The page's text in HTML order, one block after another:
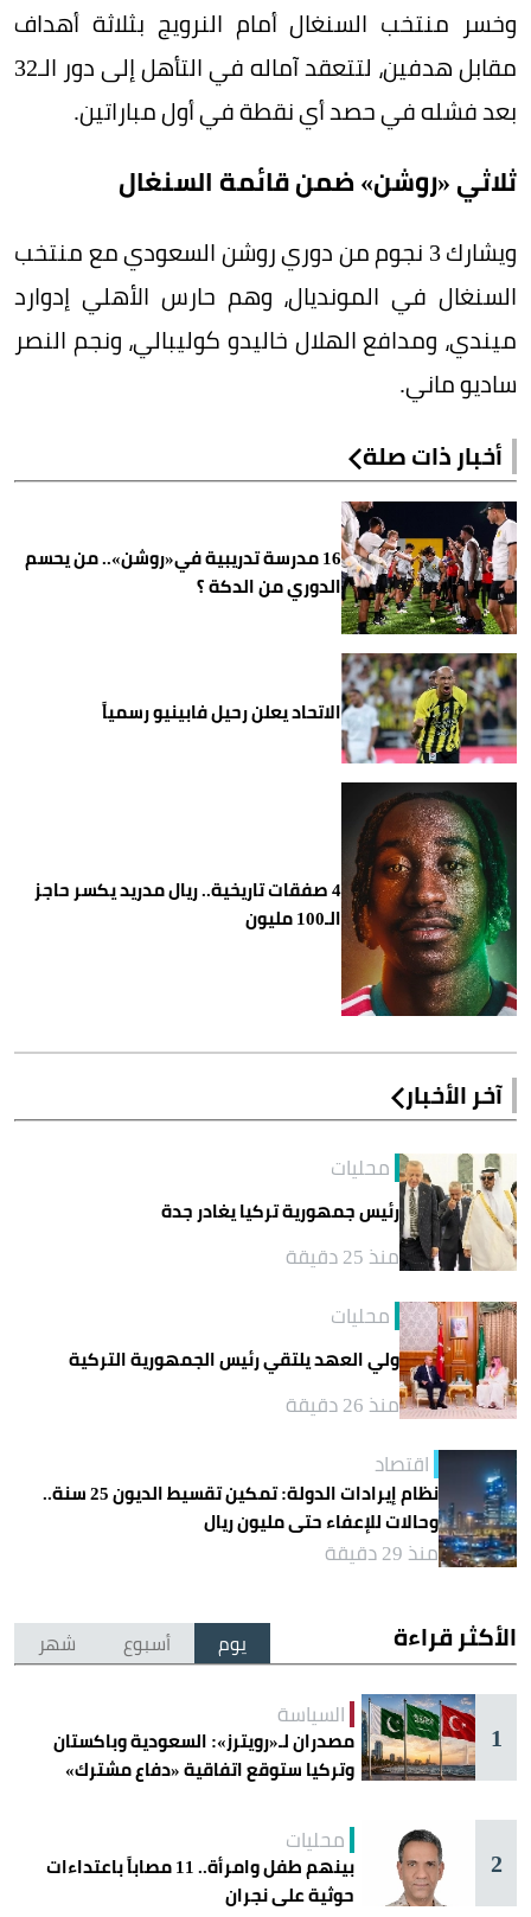
وخسر منتخب السنغال أمام النرويج بثلاثة أهداف
مقابل هدفين، لتتعقد آماله في التأهل إلى دور الـ32
بعد فشله في حصد أي نقطة في أول مباراتين.
ثلاثي «روشن» ضمن قائمة السنغال
ويشارك 3 نجوم من دوري روشن السعودي مع منتخب
السنغال في المونديال، وهم حارس الأهلي إدوارد
ميندي، ومدافع الهلال خاليدو كوليبالي، ونجم النصر
ساديو ماني.
أخبار ذات صلة
16 مدرسة تدريبية في«روشن».. من يحسم
الدوري من الدكة ؟
الاتحاد يعلن رحيل فابينيو رسمياً
4 صفقات تاريخية.. ريال مدريد يكسر حاجز
الـ100 مليون
آخر الأخبار
محليات
رئيس جمهورية تركيا يغادر جدة
منذ 25 دقيقة
محليات
ولي العهد يلتقي رئيس الجمهورية التركية
منذ 26 دقيقة
اقتصاد
نظام إيرادات الدولة: تمكين تقسيط الديون 25 سنة..
وحالات للإعفاء حتى مليون ريال
منذ 29 دقيقة
الأكثر قراءة يوم أسبوع شهر
1
السياسة
مصدران لـ«رويترز»: السعودية وباكستان
وتركيا ستوقع اتفاقية «دفاع مشترك»
2
محليات
بينهم طفل وامرأة.. 11 مصاباً باعتداءات
حوثية على نجران